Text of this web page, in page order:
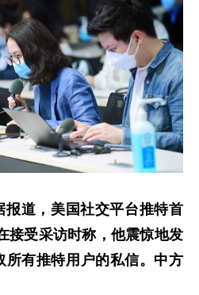
报道，美国社交平台推特首
接受采访时称，他震惊地发
所有推特用户的私信。中方